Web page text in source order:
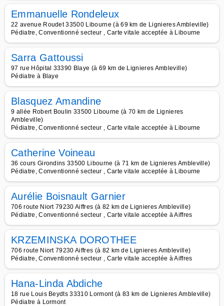
Emmanuelle Rondeleux
22 avenue Roudet 33500 Libourne (à 69 km de Lignieres Ambleville)
Pédiatre, Conventionné secteur , Carte vitale acceptée à Libourne
Sarra Gattoussi
97 rue Hôpital 33390 Blaye (à 69 km de Lignieres Ambleville)
Pédiatre à Blaye
Blasquez Amandine
9 allée Robert Boulin 33500 Libourne (à 70 km de Lignieres
Ambleville)
Pédiatre, Conventionné secteur , Carte vitale acceptée à Libourne
Catherine Voineau
36 cours Girondins 33500 Libourne (à 71 km de Lignieres Ambleville)
Pédiatre, Conventionné secteur , Carte vitale acceptée à Libourne
Aurélie Boisnault Garnier
706 route Niort 79230 Aiffres (à 82 km de Lignieres Ambleville)
Pédiatre, Conventionné secteur , Carte vitale acceptée à Aiffres
KRZEMINSKA DOROTHEE
706 route Niort 79230 Aiffres (à 82 km de Lignieres Ambleville)
Pédiatre, Conventionné secteur , Carte vitale acceptée à Aiffres
Hana-Linda Abdiche
18 rue Louis Beydts 33310 Lormont (à 83 km de Lignieres Ambleville)
Pédiatre à Lormont